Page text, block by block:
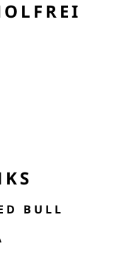
BULL